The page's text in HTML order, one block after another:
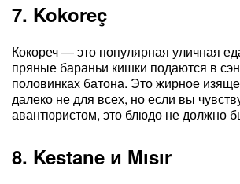
7. Kokoreç
Кокореч — это популярная уличная
пряные бараньи кишки подаются в
половинках батона. Это жирное
далеко не для всех, но если вы
авантюристом, это блюдо не должно
8. Kestane и Mısır